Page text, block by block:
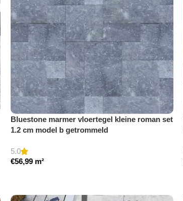
Bluestone marmer vloertegel kleine roman set
1.2 cm model b getrommeld
5.0
€56,99 m²